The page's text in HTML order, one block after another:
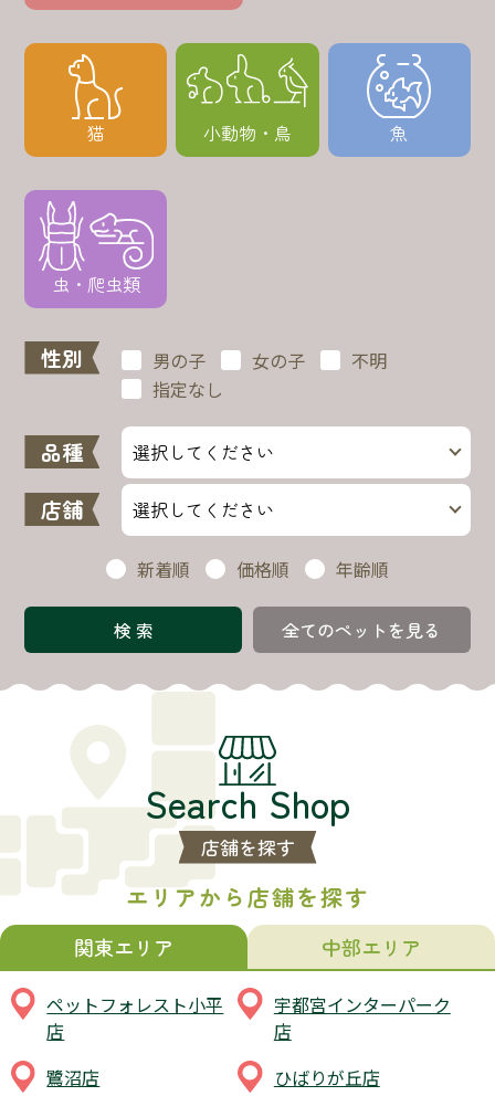
猫 小動物・鳥 魚
虫・爬虫類
性別 男の子 女の子
不明
指定なし
品種
店舗
新着順 価格順 年齢順
全てのペットを見る
Search Shop
店舗を探す
エリアから店舗を探す
関東エリア 中部エリア
ペットフォレスト小平
店
宇都宮インターパーク
店
鷺沼店
ひばりが丘店